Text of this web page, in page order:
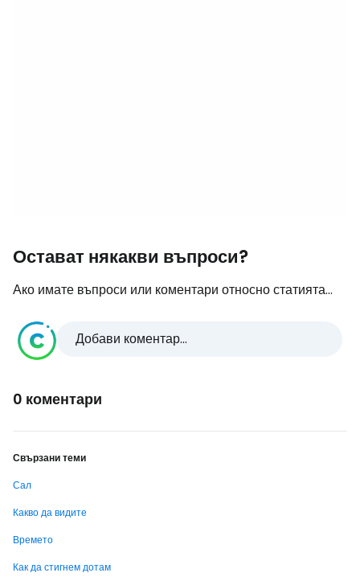
Остават някакви въпроси?
Ако имате въпроси или коментари относно статията...
Добави коментар...
0 коментари
Свързани теми
Сал
Какво да видите
Времето
Как да стигнем дотам